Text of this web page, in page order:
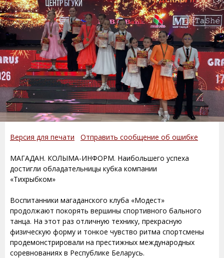
Версия для печати Отправить сообщение об ошибке
МАГАДАН. КОЛЫМА-ИНФОРМ. Наибольшего успеха
достигли обладательницы кубка компании
«Тихрыбком»
Воспитанники магаданского клуба «Модест»
продолжают покорять вершины спортивного бального
танца. На этот раз отличную технику, прекрасную
физическую форму и тонкое чувство ритма спортсмены
продемонстрировали на престижных международных
соревнованиях в Республике Беларусь.